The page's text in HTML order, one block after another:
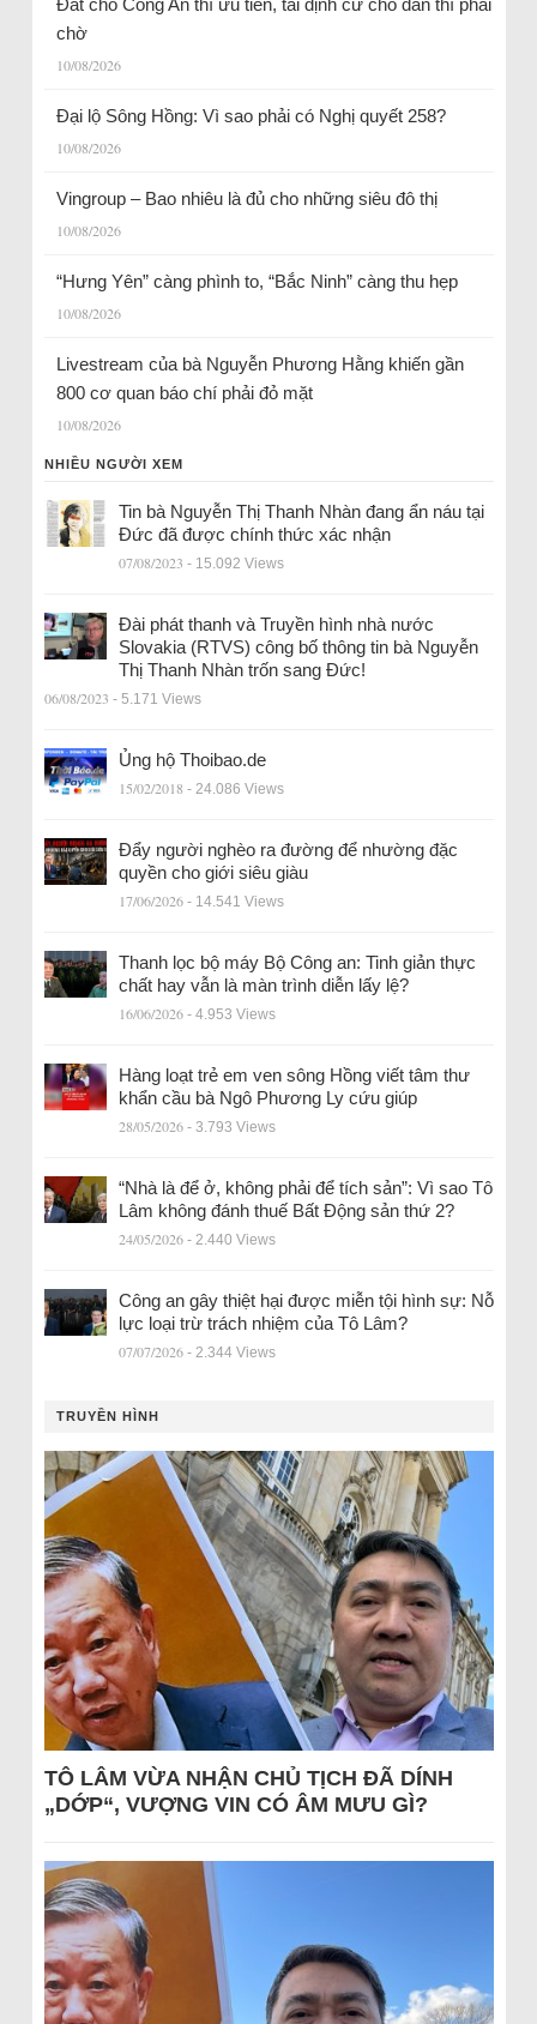
Đất cho Công An thì ưu tiên, tái định cư cho dân thì phải
chờ
10/08/2026
Đại lộ Sông Hồng: Vì sao phải có Nghị quyết 258?
10/08/2026
Vingroup – Bao nhiêu là đủ cho những siêu đô thị
10/08/2026
“Hưng Yên” càng phình to, “Bắc Ninh” càng thu hẹp
10/08/2026
Livestream của bà Nguyễn Phương Hằng khiến gần
800 cơ quan báo chí phải đỏ mặt
10/08/2026
NHIỀU NGƯỜI XEM
Tin bà Nguyễn Thị Thanh Nhàn đang ẩn náu tại
Đức đã được chính thức xác nhận
07/08/2023 - 15.092 Views
Đài phát thanh và Truyền hình nhà nước
Slovakia (RTVS) công bố thông tin bà Nguyễn
Thị Thanh Nhàn trốn sang Đức!
06/08/2023 - 5.171 Views
Ủng hộ Thoibao.de
15/02/2018 - 24.086 Views
Đẩy người nghèo ra đường để nhường đặc
quyền cho giới siêu giàu
17/06/2026 - 14.541 Views
Thanh lọc bộ máy Bộ Công an: Tinh giản thực
chất hay vẫn là màn trình diễn lấy lệ?
16/06/2026 - 4.953 Views
Hàng loạt trẻ em ven sông Hồng viết tâm thư
khẩn cầu bà Ngô Phương Ly cứu giúp
28/05/2026 - 3.793 Views
“Nhà là để ở, không phải để tích sản”: Vì sao Tô
Lâm không đánh thuế Bất Động sản thứ 2?
24/05/2026 - 2.440 Views
Công an gây thiệt hại được miễn tội hình sự: Nỗ
lực loại trừ trách nhiệm của Tô Lâm?
07/07/2026 - 2.344 Views
TRUYỀN HÌNH
TÔ LÂM VỪA NHẬN CHỦ TỊCH ĐÃ DÍNH
„DỚP“, VƯỢNG VIN CÓ ÂM MƯU GÌ?